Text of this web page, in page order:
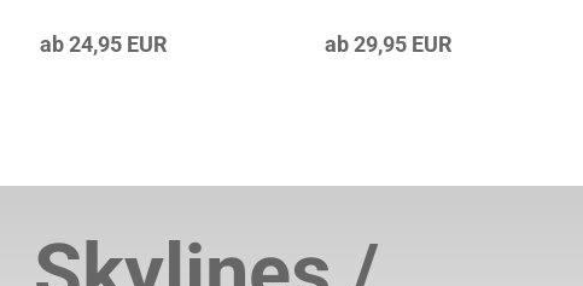
ab 24,95 EUR ab 29,95 EUR